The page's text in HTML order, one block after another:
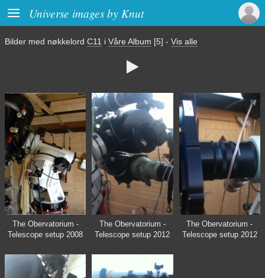
 Universe images by Knut
Bilder med nøkkelord C11 i Våre Album [5] - Vis alle

The Obervatorium -
Telescope setup 2008
The Obervatorium -
Telescope setup 2012
The Obervatorium -
Telescope setup 2012